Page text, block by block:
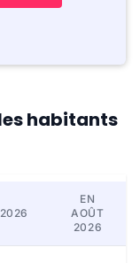
habitants
EN
AOÛT
2026